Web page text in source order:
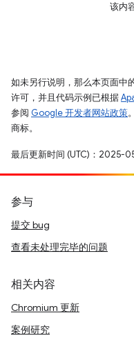
该内
如未另行说明，那么本页面中
许可，并且代码示例已根据
参阅 Google 开发者网站政策
商标。
最后更新时间 (UTC)：2025-
参与
提交 bug
查看未处理完毕的问题
相关内容
Chromium 更新
案例研究